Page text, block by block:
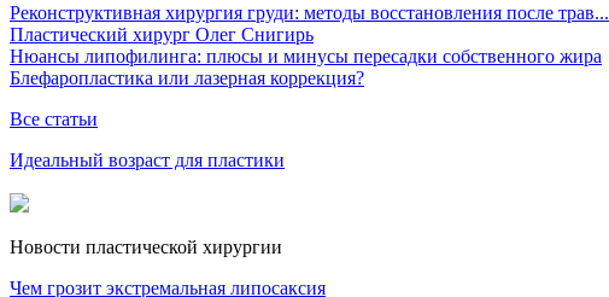
Реконструктивная хирургия груди: методы восстановления после трав...
Пластический хирург Олег Снигирь
Нюансы липофилинга: плюсы и минусы пересадки собственного жира
Блефаропластика или лазерная коррекция?
Все статьи
Идеальный возраст для пластики
Новости пластической хирургии
Чем грозит экстремальная липосаксия